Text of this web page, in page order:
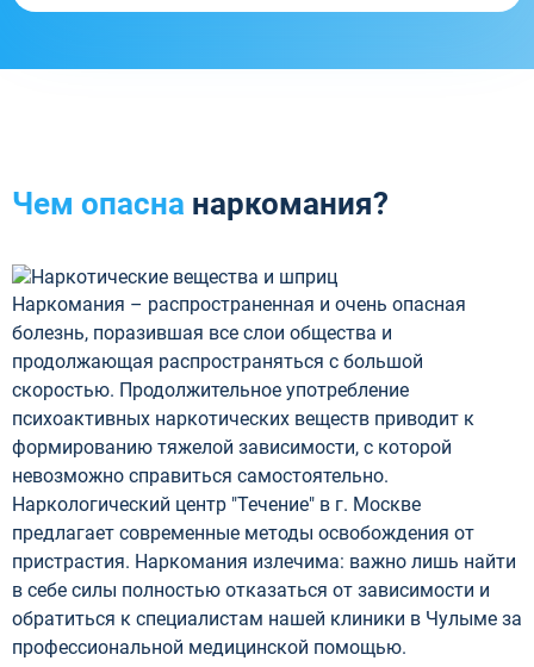
Чем опасна наркомания?
Наркомания – распространенная и очень опасная
болезнь, поразившая все слои общества и
продолжающая распространяться с большой
скоростью. Продолжительное употребление
психоактивных наркотических веществ приводит к
формированию тяжелой зависимости, с которой
невозможно справиться самостоятельно.
Наркологический центр "Течение" в г. Москве
предлагает современные методы освобождения от
пристрастия. Наркомания излечима: важно лишь найти
в себе силы полностью отказаться от зависимости и
обратиться к специалистам нашей клиники в Чулыме за
профессиональной медицинской помощью.